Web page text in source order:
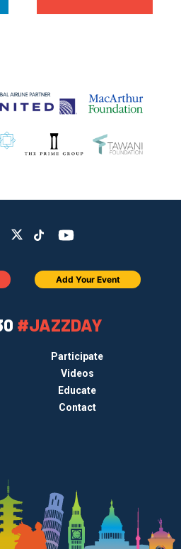
#JAZZDAY
Participate
Videos
Educate
Contact
Add Your Event